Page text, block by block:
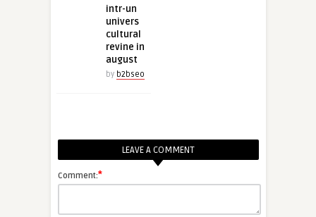
intr-un
univers
cultural
revine in
august
by b2bseo
LEAVE A COMMENT
Comment:*